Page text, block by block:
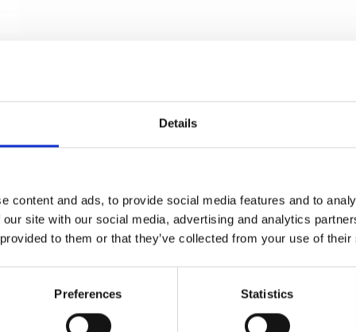
Details
content and ads, to provide social media features and to
site with our social media, advertising and analytics
to them or that they’ve collected from your use of
Preferences Statistics
Cylinderring - Inre - Borstat stål - D linje 6-18
d line